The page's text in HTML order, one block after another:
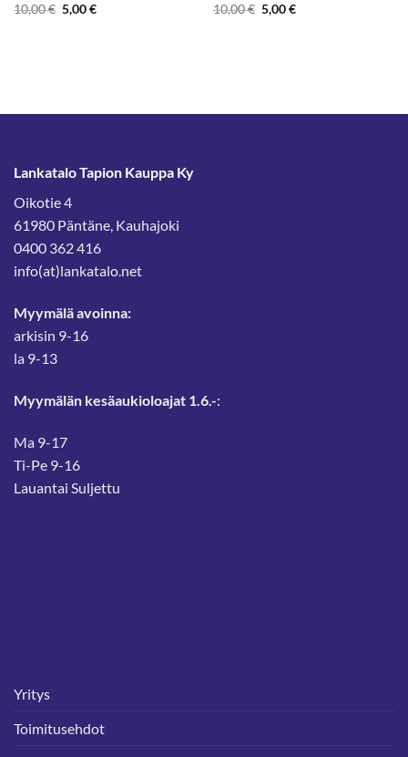
10,00€ Alkuperäinen
hinta
5,00€Nykyinen
10,00€ Alkuperäinen
hinta
5,00€Nykyinen
Lankatalo Tapion Kauppa Ky
Oikotie 4
61980 Päntäne, Kauhajoki
0400 362 416
info(at)lankatalo.net
Myymälä avoinna:
arkisin 9-16
la 9-13
Myymälän kesäaukioloajat 1.6.-:
Ma 9-17
Ti-Pe 9-16
Lauantai Suljettu
Yritys
Toimitusehdot